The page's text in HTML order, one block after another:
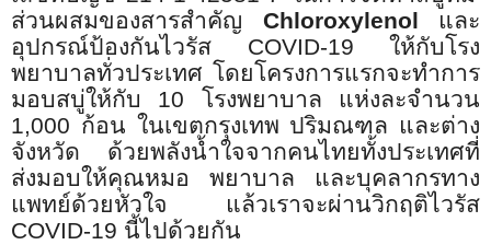
ส่วนผสมของสารสำคัญ Chloroxylenol
และ
อุปกรณ์ป้องกันไวรัส COVID-19 ให้กับโรง
พยาบาลทั่วประเทศ โดยโครงการแรกจะทำการ
มอบสบู่ให้กับ 10 โรงพยาบาล แห่งละจำนวน
1,000 ก้อน ในเขตกรุงเทพ ปริมณฑล และต่าง
จังหวัด ด้วยพลังน้ำใจจากคนไทยทั้งประเทศที่
ส่งมอบให้คุณหมอ พยาบาล และบุคลากรทาง
แพทย์ด้วยหัวใจ แล้วเราจะผ่านวิกฤติไวรัส
COVID-19 นี้ไปด้วยกัน